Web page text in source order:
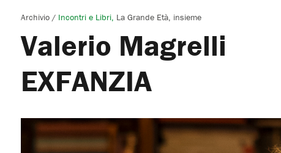
Archivio / Incontri e Libri La Grande Età, insieme
Valerio Magrelli
EXFANZIA